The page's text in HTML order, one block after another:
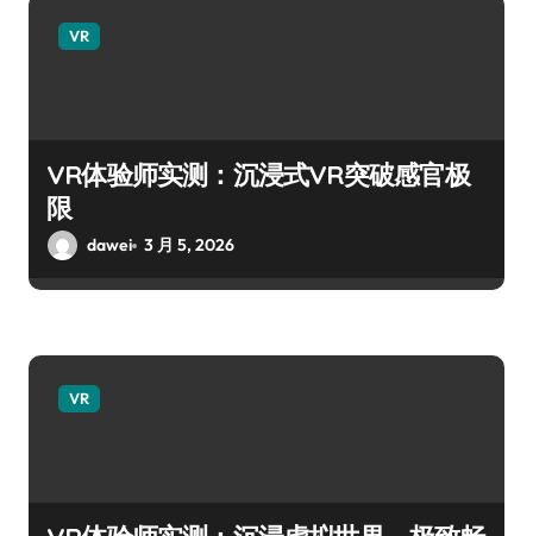
VR
VR体验师实测：沉浸式VR突破感官极
限
dawei 3 月 5, 2026
VR